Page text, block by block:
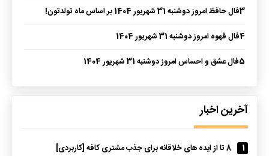
3فال حافظ امروز دوشنبه 31 شهریور 1404 بر اساس ماه تولدتون!
4فال قهوه امروز دوشنبه 31 شهریور 1404
5فال عشق و احساس امروز دوشنبه 31 شهریور 1404
آخرین اخبار
1
8 تا از ایده های خلاقانه برای جذب مشتری کافه [کاربردی]